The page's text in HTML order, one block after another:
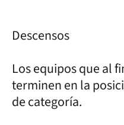
Descensos
Los equipos que al
terminen en la
de categoría.